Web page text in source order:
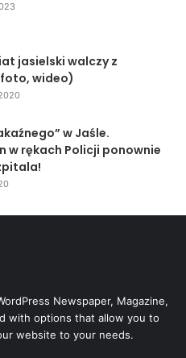
jasielski walczy z
wideo)
w Jaśle.
w rękach Policji ponownie
Newspaper, Magazine,
with options that allow you to
website to your needs.